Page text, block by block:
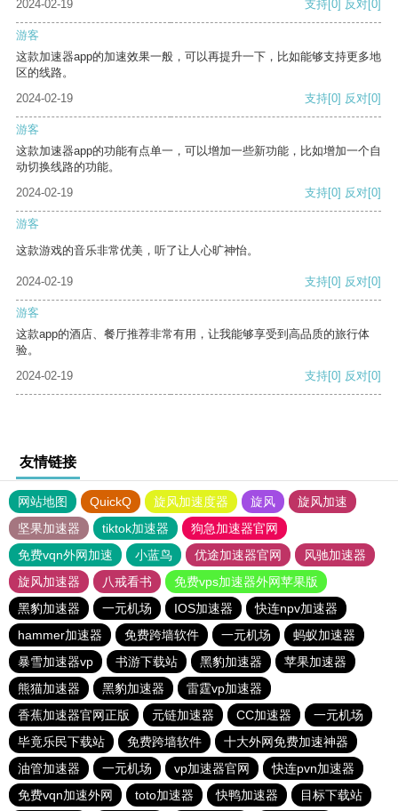
2024-02-19
支持[0] 反对[0]
游客
这款加速器app的加速效果一般，可以再提升一下，比如能够支持更多地
区的线路。
2024-02-19
支持[0] 反对[0]
游客
这款加速器app的功能有点单一，可以增加一些新功能，比如增加一个自
动切换线路的功能。
2024-02-19
支持[0] 反对[0]
游客
这款游戏的音乐非常优美，听了让人心旷神怡。
2024-02-19 支持[0] 反对[0]
游客
这款app的酒店、餐厅推荐非常有用，让我能够享受到高品质的旅行体
验。
2024-02-19
支持[0] 反对[0]
友情链接
网站地图 QuickQ 旋风加速度器 旋风
旋风加速
坚果加速器
tiktok加速器
狗急加速器官网
免费vqn外网加速
小蓝鸟 优途加速器官网
风驰加速器
旋风加速器
八戒看书
免费vps加速器外网苹果版
黑豹加速器
一元机场 IOS加速器
快连npv加速器
hammer加速器
免费跨墙软件 一元机场
蚂蚁加速器
暴雪加速器vp
书游下载站 黑豹加速器
苹果加速器
熊猫加速器
黑豹加速器
雷霆vp加速器
香蕉加速器官网正版
元链加速器 CC加速器
一元机场
毕竟乐民下载站
免费跨墙软件
十大外网免费加速神器
油管加速器
一元机场 vp加速器官网
快连pvn加速器
免费vqn加速外网
toto加速器 快鸭加速器 目标下载站